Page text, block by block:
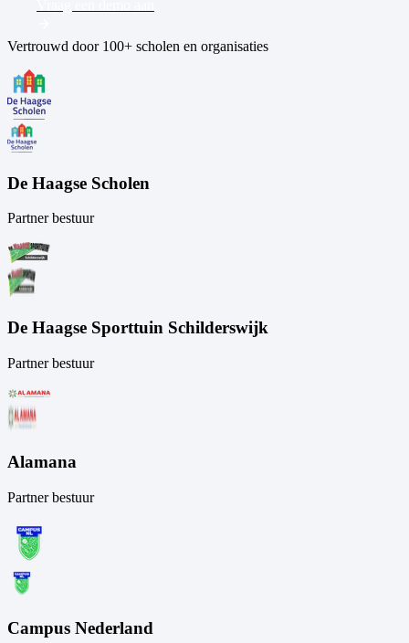
Vertrouwd door 100+ scholen en organisaties
De Haagse Scholen
Partner bestuur
De Haagse Sporttuin Schilderswijk
Partner bestuur
Alamana
Partner bestuur
Campus Nederland